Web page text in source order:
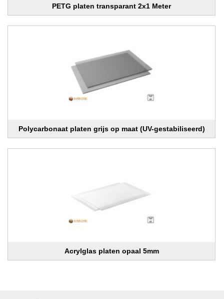
PETG platen transparant 2x1 Meter
Polycarbonaat platen grijs op maat (UV-gestabiliseerd)
Acrylglas platen opaal 5mm